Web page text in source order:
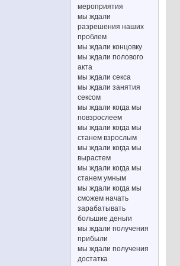
мероприятия
мы ждали
разрешения наших
проблем
мы ждали концовку
мы ждали полового
акта
мы ждали секса
мы ждали занятия
сексом
мы ждали когда мы
повзрослеем
мы ждали когда мы
станем взрослым
мы ждали когда мы
вырастем
мы ждали когда мы
станем умным
мы ждали когда мы
сможем начать
зарабатывать
большие деньги
мы ждали получения
прибыли
мы ждали получения
достатка